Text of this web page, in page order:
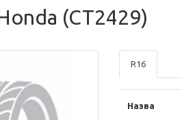
(CT2429)
R16
Назва